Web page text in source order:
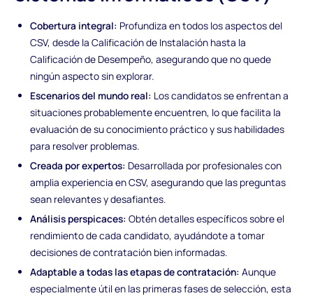
Cobertura integral: Profundiza en todos los aspectos del
CSV, desde la Calificación de Instalación hasta la
Calificación de Desempeño, asegurando que no quede
ningún aspecto sin explorar.
Escenarios del mundo real: Los candidatos se enfrentan a
situaciones probablemente encuentren, lo que facilita la
evaluación de su conocimiento práctico y sus habilidades
para resolver problemas.
Creada por expertos: Desarrollada por profesionales con
amplia experiencia en CSV, asegurando que las preguntas
sean relevantes y desafiantes.
Análisis perspicaces: Obtén detalles específicos sobre el
rendimiento de cada candidato, ayudándote a tomar
decisiones de contratación bien informadas.
Adaptable a todas las etapas de contratación: Aunque
especialmente útil en las primeras fases de selección, esta